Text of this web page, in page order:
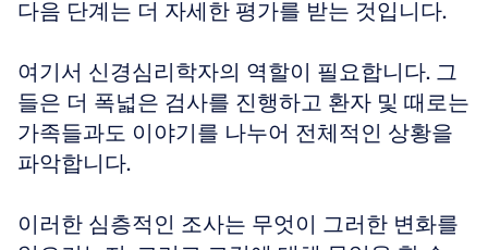
다음 단계는 더 자세한 평가를 받는 것입니다.
여기서 신경심리학자의 역할이 필요합니다. 그
들은 더 폭넓은 검사를 진행하고 환자 및 때로는
가족들과도 이야기를 나누어 전체적인 상황을
파악합니다.
이러한 심층적인 조사는 무엇이 그러한 변화를